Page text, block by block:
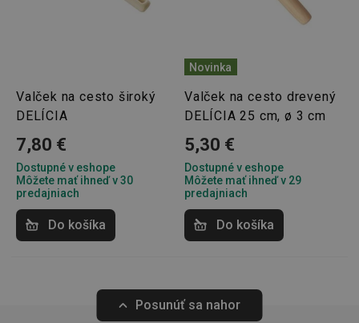
Valček na cesto široký
DELÍCIA
7,80 €
Dostupné v eshope
Môžete mať ihneď v 30
predajniach
Do košíka
Novinka
Valček na cesto drevený
DELÍCIA 25 cm, ø 3 cm
5,30 €
Dostupné v eshope
Môžete mať ihneď v 29
predajniach
Do košíka
Posunúť sa nahor
receive-cookie-deprecation
4 mesiace
4 týždne
cjConsent .tescoma.sk
Google
Privacy Policy